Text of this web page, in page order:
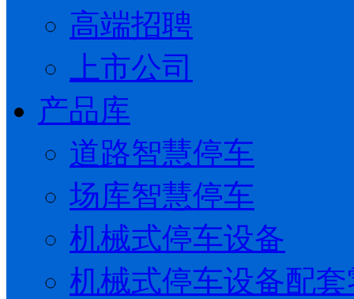
高端招聘
上市公司
产品库
道路智慧停车
场库智慧停车
机械式停车设备
机械式停车设备配